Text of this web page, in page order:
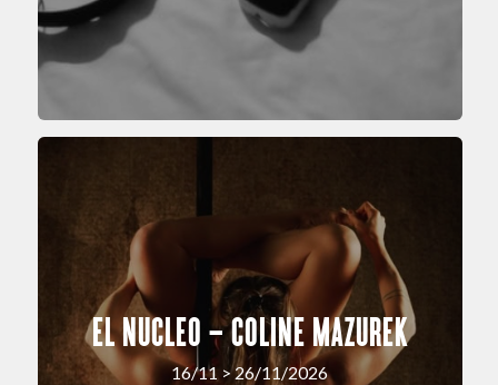
EL NUCLEO – COLINE MAZUREK
16/11 > 26/11/2026